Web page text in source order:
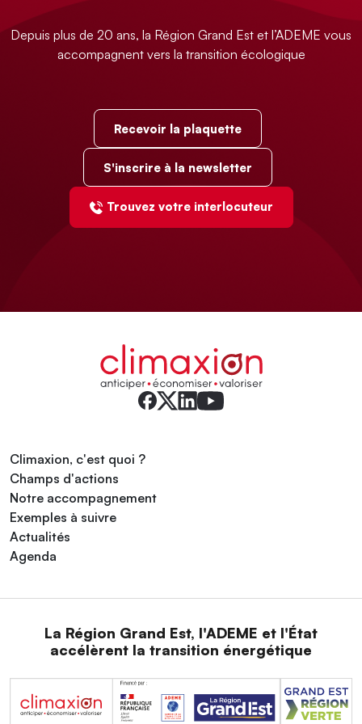
Depuis plus de 20 ans, la Région Grand Est et l’ADEME vous
accompagnent vers la transition écologique
Recevoir la plaquette
S'inscrire à la newsletter
Trouvez votre interlocuteur
Climaxion, c'est quoi ?
Champs d'actions
Notre accompagnement
Exemples à suivre
Actualités
Agenda
La Région Grand Est, l'ADEME et l'État
accélèrent la transition énergétique